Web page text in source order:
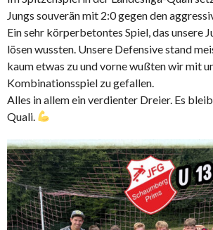
Jungs souverän mit 2:0 gegen den
Ein sehr körperbetontes Spiel, das unsere
lösen wussten. Unsere Defensive stand
kaum etwas zu und vorne wußten wir mit
Kombinationsspiel zu gefallen.
Alles in allem ein verdienter Dreier. Es
Quali.